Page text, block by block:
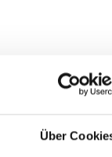
Über
Sie direkt